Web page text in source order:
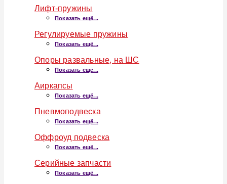
Лифт-пружины
Показать ещё...
Регулируемые пружины
Показать ещё...
Опоры развальные, на ШС
Показать ещё...
Аиркапсы
Показать ещё...
Пневмоподвеска
Показать ещё...
Оффроуд подвеска
Показать ещё...
Серийные запчасти
Показать ещё...